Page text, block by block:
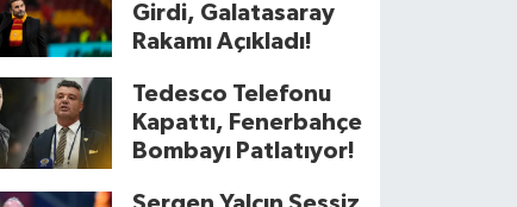
Girdi, Galatasaray
Rakamı Açıkladı!
Tedesco Telefonu
Kapattı, Fenerbahçe
Bombayı Patlatıyor!